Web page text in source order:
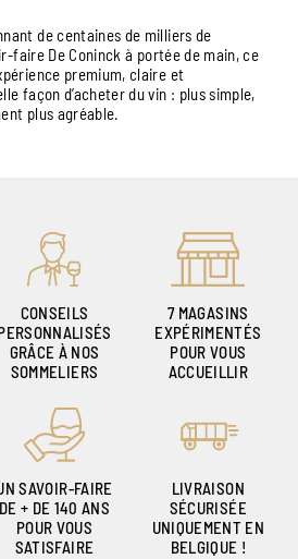
de centaines de milliers de
faire De Coninck à portée de main, ce
premium, claire et
façon d’acheter du vin : plus simple,
plus agréable.
CONSEILS
GRÂCE À NOS
SOMMELIERS
7 MAGASINS
EXPÉRIMENTÉS
POUR VOUS
ACCUEILLIR
SAVOIR-FAIRE
DE + DE 140 ANS
POUR VOUS
SATISFAIRE
LIVRAISON
SÉCURISÉE
UNIQUEMENT EN
BELGIQUE !